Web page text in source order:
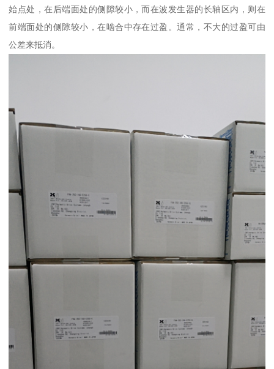
始点处，在后端面处的侧隙较小，而在波发生器的长轴区内，则在
前端面处的侧隙较小，在啮合中存在过盈。通常，不大的过盈可由
公差来抵消。